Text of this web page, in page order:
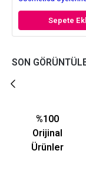
Sepete
SON
%100
Orijinal
Ürünler